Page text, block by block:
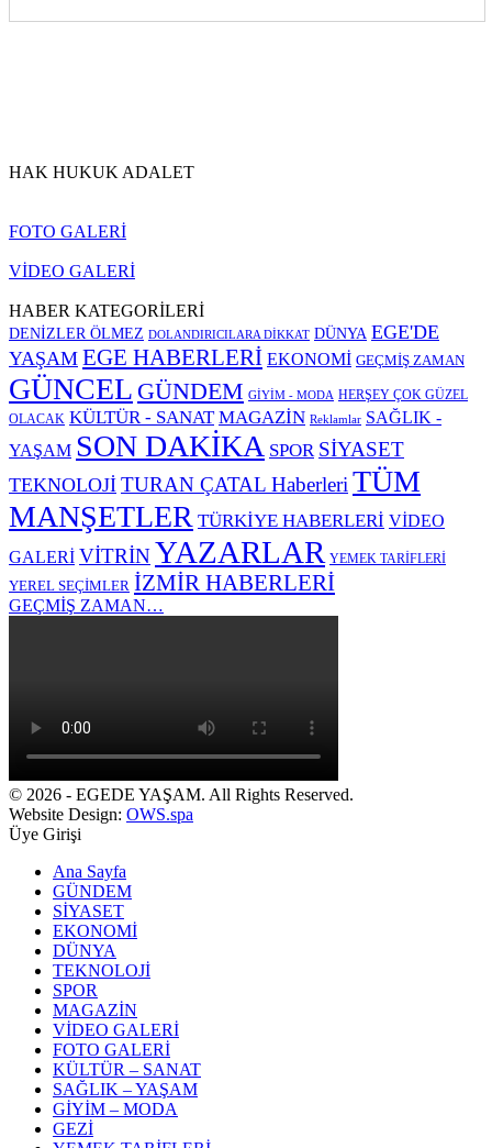
HAK HUKUK ADALET
FOTO GALERİ
VİDEO GALERİ
HABER KATEGORİLERİ
DENİZLER ÖLMEZ DOLANDIRICILARA DİKKAT DÜNYA EGE'DE
YAŞAM EGE HABERLERİ EKONOMİ GEÇMİŞ ZAMAN
GÜNCEL GÜNDEM GİYİM - MODA HERŞEY ÇOK GÜZEL
OLACAK KÜLTÜR - SANAT MAGAZİN Reklamlar SAĞLIK -
YAŞAM SON DAKİKA SPOR SİYASET
TEKNOLOJİ TURAN ÇATAL Haberleri TÜM
MANŞETLER TÜRKİYE HABERLERİ VİDEO
GALERİ VİTRİNYAZARLAR YEMEK TARİFLERİ
YEREL SEÇİMLER İZMİR HABERLERİ
GEÇMİŞ ZAMAN…
© 2026 - EGEDE YAŞAM. All Rights Reserved.
Website Design: OWS.spa
Üye Girişi
Ana Sayfa
GÜNDEM
SİYASET
EKONOMİ
DÜNYA
TEKNOLOJİ
SPOR
MAGAZİN
VİDEO GALERİ
FOTO GALERİ
KÜLTÜR – SANAT
SAĞLIK – YAŞAM
GİYİM – MODA
GEZİ